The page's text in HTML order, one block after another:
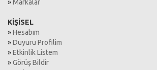
»Markalar
KİŞİSEL
»Hesabım
»Duyuru Profilim
»Etkinlik Listem
»Görüş Bildir